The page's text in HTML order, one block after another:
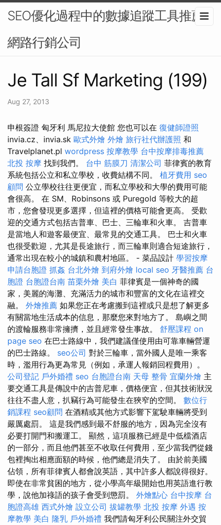
SEO優化過程中的數據追蹤工具推薦-
網路行銷公司
Je Tall Sf Marketing (199)
Aug 27, 2013
申根簽證 匈牙利 馬尼拉大使館 您也可以在 復健師證照
invia.cz、invia.sk 歐式外燴 外燴 旅行社代辦護照 和
Travelplanet.pl wordpress 按摩教學 台中按摩排毒推薦
北投 按摩 找到我們。 台中 筋膜刀 清潔公司 菲律賓的教育
系統包括公立和私立學校，收費結構不同。 植牙費用 seo
顧問 公立學校往往更便宜，而私立學校和大學的費用可能
會很高。 在 SM、Robinsons 或 Puregold 等較大的超
市，您會發現更多選擇，但這裡的價格可能會更高。 受歡
迎的交通方式包括吉普車、巴士、三輪車和火車。 吉普車
是當地人和遊客最便宜、最常見的交通工具。 巴士和火車
也很受歡迎，尤其是長途旅行，而三輪車則適合短途旅行，
通常出現在較小的城鎮和農村地區。 - 菜品設計 學習按摩
申請台胞證 抓姦 台北外燴 到府外燴 local seo 牙醫推薦 台
胞證 台胞證台南 苗栗外燴 美白 菲律賓是一個神奇的國
家，美麗的海灘、充滿活力的城市和豐富的文化在這裡交
融。 外燴推薦 如果您正在考慮搬到這裡或只是想了解更多
有關當地生活成本的信息，那麼您來對地方了。 島嶼之間
的渡輪服務非常擁擠，並且經常發生事故。 舒壓課程 on
page seo 在巴士路線中，我們建議僅使用由可靠車輛營運
的巴士路線。 seo公司 對於三輪車，當外國人是唯一乘客
時，濫用行為更為常見（例如，承運人報銷回程費用）。
公司登記 戶外婚禮 seo 台胞證台南 天母 整骨 宜蘭外燴 主
要交通工具是傳說中的吉普尼車，價格便宜，但其技術狀況
往往不盡人意，扒竊行為可能發生在狹窄的空間。 數位行
銷課程 seo顧問 在酒精或其他方式影響下駕駛車輛將受到
嚴厲處罰。 這是我們感到最不舒服的地方，因為完全沒有
必要打開門和搬運工。 顯然，這項服務已經是中低檔酒店
的一部分，而且他們甚至不收取任何費用，至少當我們從錢
包裡掏出相應面額的時候，他們總是消失了。 由於前美國
佔領，所有菲律賓人都會說英語，其中許多人都說得很好。
即使在非常貧困的地方，從小學高年級開始也用英語進行教
學，說他加祿語的孩子會受到懲罰。 外燴點心 台中按摩 台
胞證高雄 西式外燴 設立公司 拔罐教學 北投 按摩 外遇 按
摩教學 美白 隆乳 戶外婚禮 我們請匈牙利公民關注外交貿